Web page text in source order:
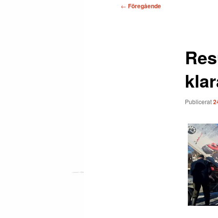
Inläggsnavigering
← Föregående
Publicerat